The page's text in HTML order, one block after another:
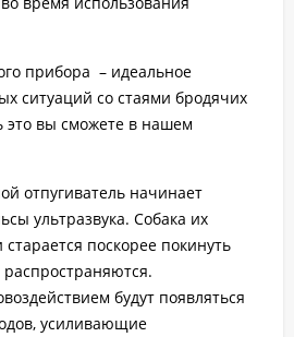
прибора – идеальное
ситуаций со стаями бродячих
это вы сможете в нашем
отпугиватель начинает
ультразвука. Собака их
поскорее покинуть
будут появляться
усиливающие